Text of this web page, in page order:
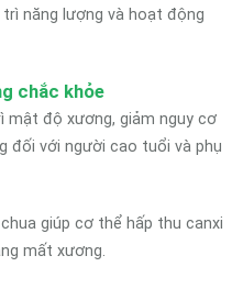
năng lượng và hoạt động
chắc khỏe
mật độ xương, giảm nguy cơ
đối với người cao tuổi và phụ
giúp cơ thể hấp thu canxi
mất xương.